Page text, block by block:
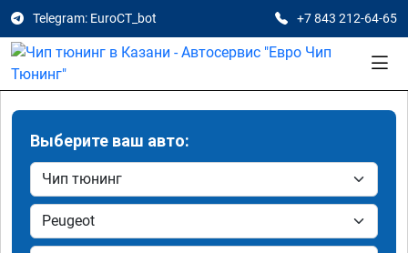
Telegram: EuroCT_bot +7 843 212-64-65
Выберите ваш авто: